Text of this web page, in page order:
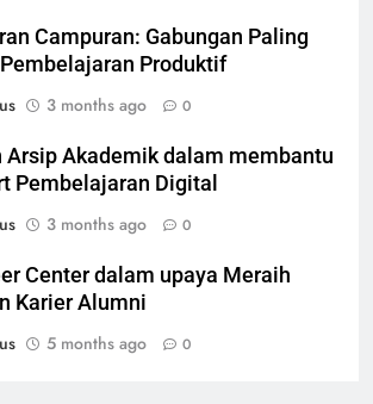
Campuran: Gabungan Paling
Produktif
3 months ago 0
Arsip Akademik dalam membantu
Pembelajaran Digital
3 months ago 0
Center dalam upaya Meraih
Karier Alumni
5 months ago 0